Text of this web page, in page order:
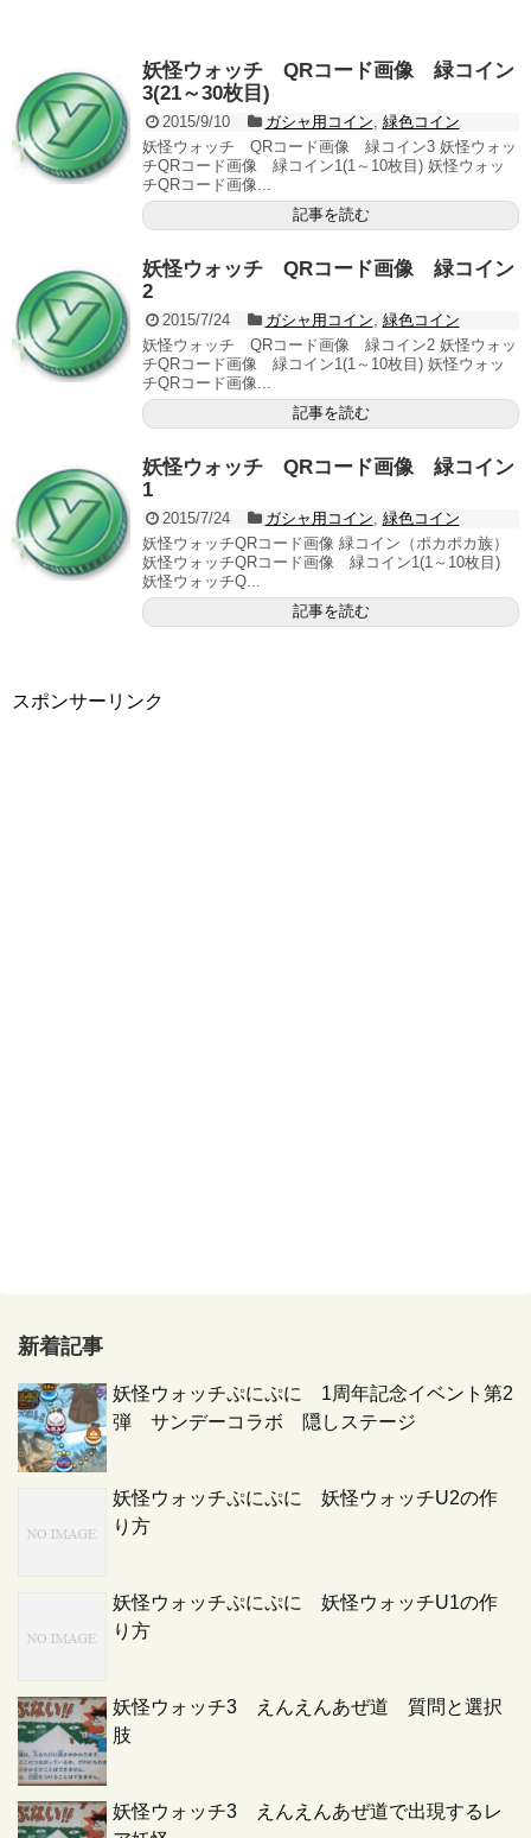
妖怪ウォッチ QRコード画像 緑コイン
3(21～30枚目)
2015/9/10 ガシャ用コイン, 緑色コイン
妖怪ウォッチ QRコード画像 緑コイン3 妖怪ウォッ
チQRコード画像 緑コイン1(1～10枚目) 妖怪ウォッ
チQRコード画像...
記事を読む
妖怪ウォッチ QRコード画像 緑コイン
2
2015/7/24 ガシャ用コイン, 緑色コイン
妖怪ウォッチ QRコード画像 緑コイン2 妖怪ウォッ
チQRコード画像 緑コイン1(1～10枚目) 妖怪ウォッ
チQRコード画像...
記事を読む
妖怪ウォッチ QRコード画像 緑コイン
1
2015/7/24 ガシャ用コイン, 緑色コイン
妖怪ウォッチQRコード画像 緑コイン（ポカポカ族）
妖怪ウォッチQRコード画像 緑コイン1(1～10枚目)
妖怪ウォッチQ...
記事を読む
スポンサーリンク
新着記事
妖怪ウォッチぷにぷに 1周年記念イベント第2
弾 サンデーコラボ 隠しステージ
妖怪ウォッチぷにぷに 妖怪ウォッチU2の作
り方
妖怪ウォッチぷにぷに 妖怪ウォッチU1の作
り方
妖怪ウォッチ3 えんえんあぜ道 質問と選択
肢
妖怪ウォッチ3 えんえんあぜ道で出現するレ